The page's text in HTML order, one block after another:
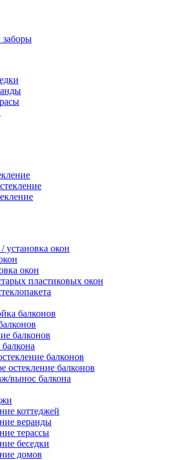
установка окон
окон
пластиковых окон
балконов
балконов
балконов
остекление балконов
вынос балкона
коттеджей
веранды
терассы
беседки
домов